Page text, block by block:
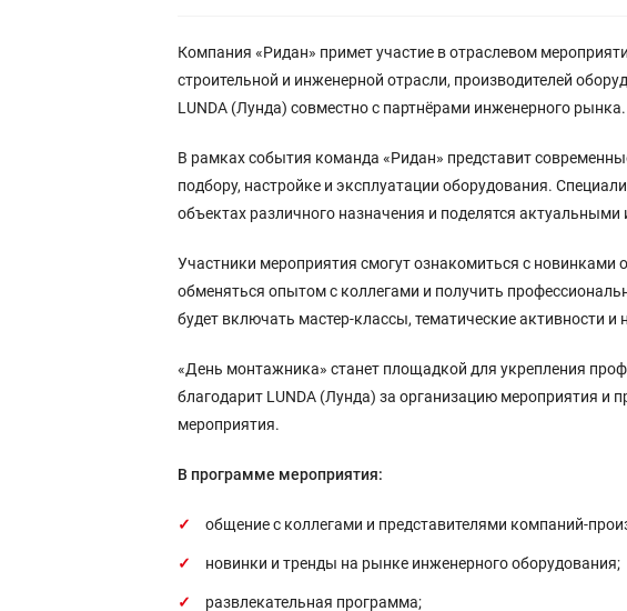
Компания «Ридан» примет участие в отраслевом
строительной и инженерной отрасли, производителей
LUNDA (Лунда) совместно с партнёрами инженерного рынка.
В рамках события команда «Ридан» представит
подбору, настройке и эксплуатации оборудования.
объектах различного назначения и поделятся
Участники мероприятия смогут ознакомиться с новинками
обменяться опытом с коллегами и получить
будет включать мастер-классы, тематические активности
«День монтажника» станет площадкой для укрепления
благодарит LUNDA (Лунда) за организацию мероприятия и
мероприятия.
В программе мероприятия:
общение с коллегами и представителями компаний-
новинки и тренды на рынке инженерного оборудования;
развлекательная программа;